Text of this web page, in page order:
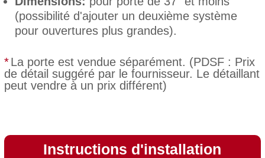
(possibilité d'ajouter un deuxième système
pour ouvertures plus grandes).
*La porte est vendue séparément. (PDSF : Prix
de détail suggéré par le fournisseur. Le détaillant
peut vendre à un prix différent)
Instructions d'installation